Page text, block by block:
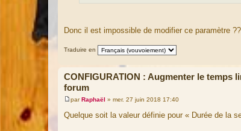
Donc il est impossible de modifier ce paramètre
Traduire en
CONFIGURATION : Augmenter le temps
forum
M
s
parRaphaël » mer. 27 juin 2018 17:40
Quelque soit la valeur définie pour « Durée de la